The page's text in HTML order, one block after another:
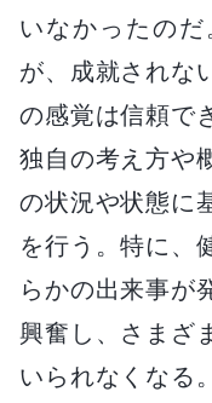
いなかったの
が、成就されな
の感覚は信頼で
独自の考え方や
の状況や状態に
を行う。特に、
らかの出来事が
興奮し、さまざ
いられなくなる